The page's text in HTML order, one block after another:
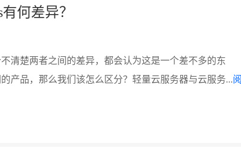
何差异？
清楚两者之间的差异，都会认为这是一个差不多的东
产品，那么我们该怎么区分？轻量云服务器与云服务...阅